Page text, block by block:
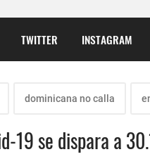
TWITTER INSTAGRAM
dominicana no calla
19 se dispara a